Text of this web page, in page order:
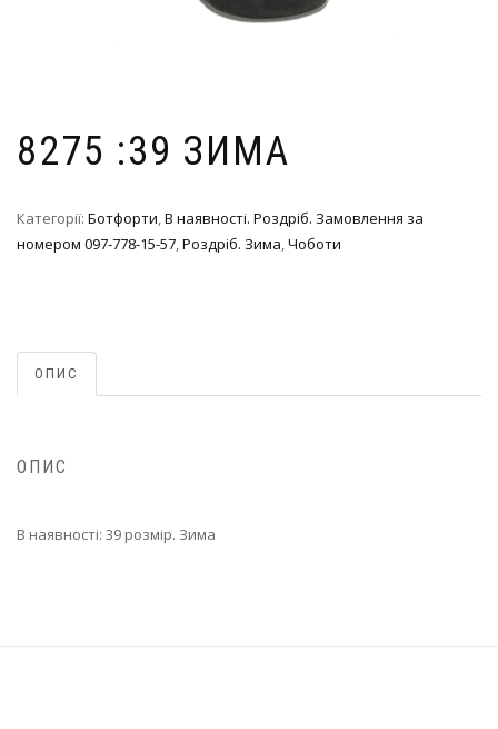
8275 :39 ЗИМА
Категорії: Ботфорти,В наявності. Роздріб. Замовлення за
номером 097-778-15-57,Роздріб. Зима,Чоботи
ОПИС
ОПИС
В наявності: 39 розмір. Зима